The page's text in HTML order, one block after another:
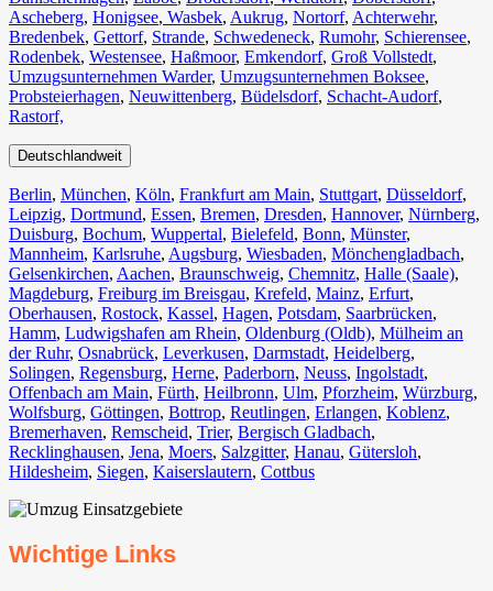
Ascheberg, Honigsee, Wasbek, Aukrug, Nortorf, Achterwehr,
Bredenbek, Gettorf, Strande, Schwedeneck, Rumohr, Schierensee,
Rodenbek, Westensee, Haßmoor, Emkendorf, Groß Vollstedt,
Umzugsunternehmen Warder, Umzugsunternehmen Boksee,
Probsteierhagen, Neuwittenberg, Büdelsdorf, Schacht-Audorf,
Rastorf,
Deutschlandweit
Berlin⁠, München, Köln⁠, Frankfurt am Main, Stuttgart, Düsseldorf,
Leipzig, Dortmund, Essen, Bremen, Dresden, Hannover, Nürnberg,
Duisburg⁠, Bochum, Wuppertal⁠, Bielefeld⁠, Bonn⁠, Münster⁠,
Mannheim, Karlsruhe, Augsburg, Wiesbaden⁠, Mönchengladbach⁠,
Gelsenkirchen⁠, Aachen⁠, Braunschweig, Chemnitz⁠, Halle (Saale)⁠,
Magdeburg, Freiburg im Breisgau⁠, Krefeld⁠, Mainz⁠, Erfurt,
Oberhausen⁠, Rostock⁠, Kassel⁠, Hagen, Potsdam, Saarbrücken⁠,
Hamm, Ludwigshafen am Rhein⁠, Oldenburg (Oldb), Mülheim an
der Ruhr, Osnabrück⁠, Leverkusen, Darmstadt⁠, Heidelberg,
Solingen, Regensburg, Herne⁠, Paderborn, Neuss, Ingolstadt,
Offenbach am Main, Fürth⁠, Heilbronn, Ulm⁠, Pforzheim, Würzburg,
Wolfsburg⁠, Göttingen, Bottrop, Reutlingen, Erlangen⁠, Koblenz,
Bremerhaven⁠, Remscheid, Trier⁠, Bergisch Gladbach,
Recklinghausen, Jena⁠, Moers⁠, Salzgitter⁠, Hanau, Gütersloh,
Hildesheim⁠, Siegen⁠, Kaiserslautern⁠, Cottbus⁠
Wichtige Links